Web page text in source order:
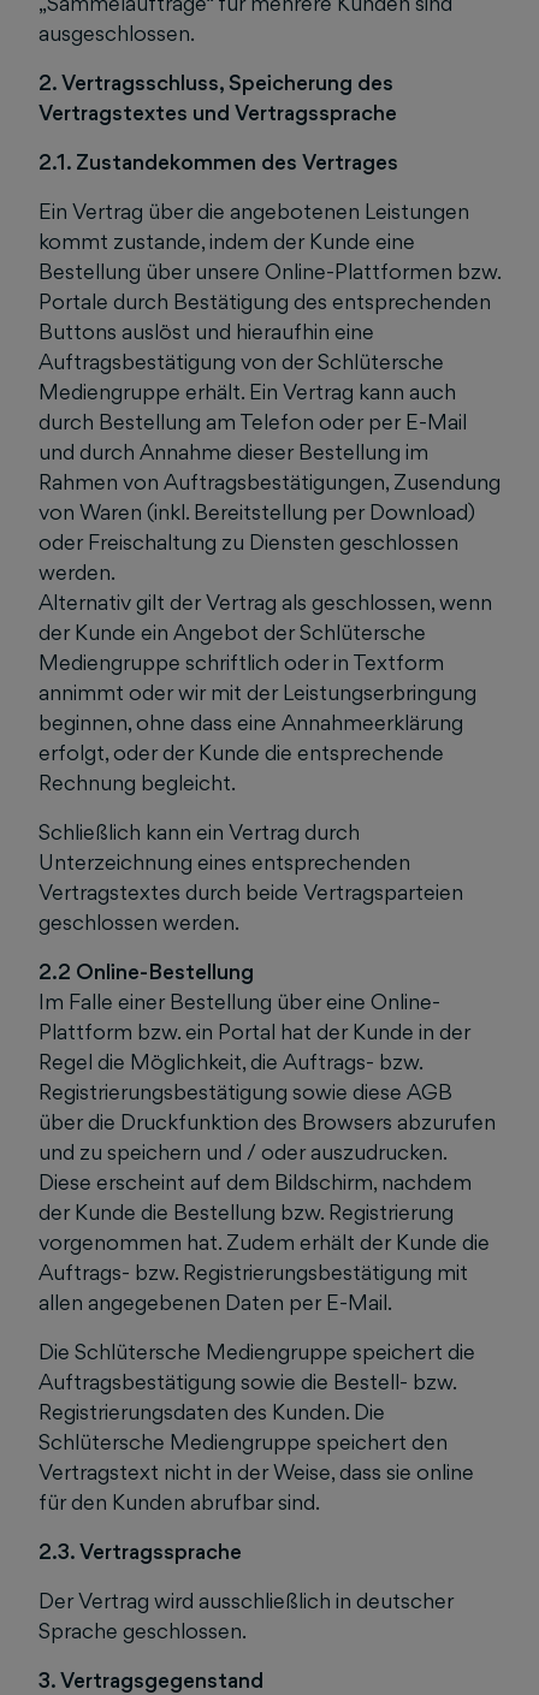
ausgeschlossen.
2. Vertragsschluss, Speicherung des
Vertragstextes und Vertragssprache
2.1. Zustandekommen des Vertrages
Ein Vertrag über die angebotenen Leistungen
kommt zustande, indem der Kunde eine
Bestellung über unsere Online-Plattformen bzw.
Portale durch Bestätigung des entsprechenden
Buttons auslöst und hieraufhin eine
Auftragsbestätigung von der Schlütersche
Mediengruppe erhält. Ein Vertrag kann auch
durch Bestellung am Telefon oder per E-Mail
und durch Annahme dieser Bestellung im
Rahmen von Auftragsbestätigungen, Zusendung
von Waren (inkl. Bereitstellung per Download)
oder Freischaltung zu Diensten geschlossen
werden.
Alternativ gilt der Vertrag als geschlossen, wenn
der Kunde ein Angebot der Schlütersche
Mediengruppe schriftlich oder in Textform
annimmt oder wir mit der Leistungserbringung
beginnen, ohne dass eine Annahmeerklärung
erfolgt, oder der Kunde die entsprechende
Rechnung begleicht.
Schließlich kann ein Vertrag durch
Unterzeichnung eines entsprechenden
Vertragstextes durch beide Vertragsparteien
geschlossen werden.
2.2 Online-Bestellung
Im Falle einer Bestellung über eine Online-
Plattform bzw. ein Portal hat der Kunde in der
Regel die Möglichkeit, die Auftrags- bzw.
Registrierungsbestätigung sowie diese AGB
über die Druckfunktion des Browsers abzurufen
und zu speichern und / oder auszudrucken.
Diese erscheint auf dem Bildschirm, nachdem
der Kunde die Bestellung bzw. Registrierung
vorgenommen hat. Zudem erhält der Kunde die
Auftrags- bzw. Registrierungsbestätigung mit
allen angegebenen Daten per E-Mail.
Die Schlütersche Mediengruppe speichert die
Auftragsbestätigung sowie die Bestell- bzw.
Registrierungsdaten des Kunden. Die
Schlütersche Mediengruppe speichert den
Vertragstext nicht in der Weise, dass sie online
für den Kunden abrufbar sind.
2.3. Vertragssprache
Der Vertrag wird ausschließlich in deutscher
Sprache geschlossen.
3. Vertragsgegenstand